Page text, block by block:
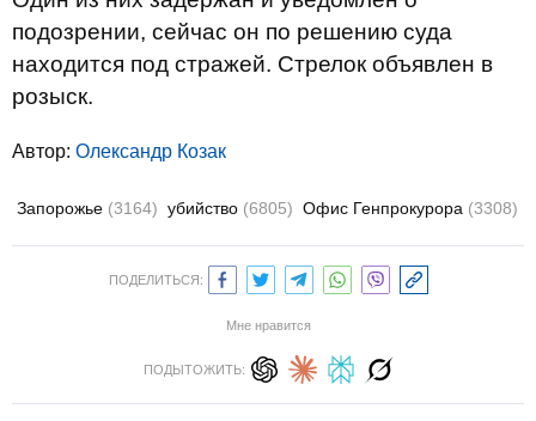
подозрении, сейчас он по решению суда
находится под стражей. Стрелок объявлен в
розыск.
Автор: Олександр Козак
Запорожье (3164) убийство (6805) Офис Генпрокурора (3308)
ПОДЕЛИТЬСЯ:
Мне нравится
ПОДЫТОЖИТЬ: